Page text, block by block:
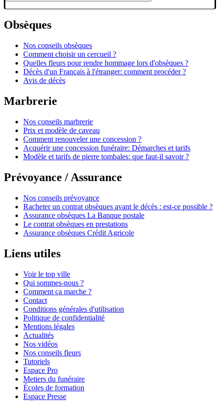
Obsèques
Nos conseils obsèques
Comment choisir un cercueil ?
Quelles fleurs pour rendre hommage lors d'obsèques ?
Décès d'un Français à l'étranger: comment procéder ?
Avis de décès
Marbrerie
Nos conseils marbrerie
Prix et modèle de caveau
Comment renouveler une concession ?
Acquérir une concession funéraire: Démarches et tarifs
Modèle et tarifs de pierre tombales: que faut-il savoir ?
Prévoyance / Assurance
Nos conseils prévoyance
Racheter un contrat obsèques avant le décès : est-ce possible ?
Assurance obsèques La Banque postale
Le contrat obsèques en prestations
Assurance obsèques Crédit Agricole
Liens utiles
Voir le top ville
Qui sommes-nous ?
Comment ça marche ?
Contact
Conditions générales d'utilisation
Politique de confidentialité
Mentions légales
Actualités
Nos vidéos
Nos conseils fleurs
Tutoriels
Espace Pro
Metiers du funéraire
Écoles de formation
Espace Presse